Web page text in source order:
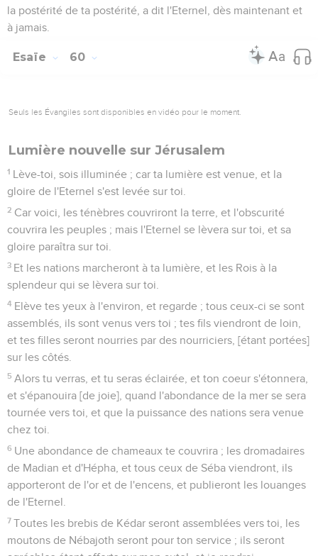
la postérité de ta postérité, a dit l'Eternel, dès maintenant et
à jamais.
Esaïe 60
Seuls les Évangiles sont disponibles en vidéo pour le moment.
Lumière nouvelle sur Jérusalem
1 Lève-toi, sois illuminée ; car ta lumière est venue, et la
gloire de l'Eternel s'est levée sur toi.
2 Car voici, les ténèbres couvriront la terre, et l'obscurité
couvrira les peuples ; mais l'Eternel se lèvera sur toi, et sa
gloire paraîtra sur toi.
3 Et les nations marcheront à ta lumière, et les Rois à la
splendeur qui se lèvera sur toi.
4 Elève tes yeux à l'environ, et regarde ; tous ceux-ci se sont
assemblés, ils sont venus vers toi ; tes fils viendront de loin,
et tes filles seront nourries par des nourriciers, [étant portées]
sur les côtés.
5 Alors tu verras, et tu seras éclairée, et ton coeur s'étonnera,
et s'épanouira [de joie], quand l'abondance de la mer se sera
tournée vers toi, et que la puissance des nations sera venue
chez toi.
6 Une abondance de chameaux te couvrira ; les dromadaires
de Madian et d'Hépha, et tous ceux de Séba viendront, ils
apporteront de l'or et de l'encens, et publieront les louanges
de l'Eternel.
7 Toutes les brebis de Kédar seront assemblées vers toi, les
moutons de Nébajoth seront pour ton service ; ils seront